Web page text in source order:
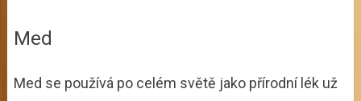
Med
Med se používá po celém světě jako přírodní lék už